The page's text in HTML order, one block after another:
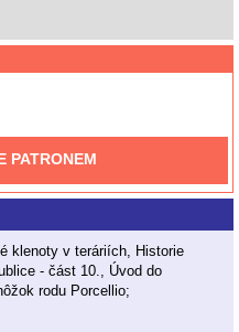
PATRONEM
klenoty v teráriích, Historie
- část 10., Úvod do
rodu Porcellio;